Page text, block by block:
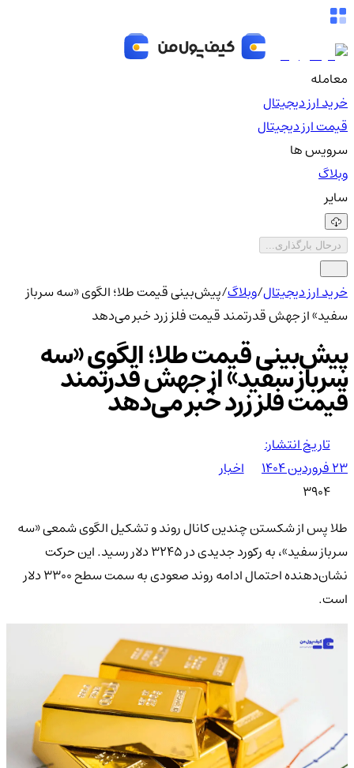
معامله
خرید ارز دیجیتال
قیمت ارز دیجیتال
سرویس ها
وبلاگ
سایر
درحال بارگذاری...
خرید ارز دیجیتال/وبلاگ/پیش‌بینی قیمت طلا؛ الگوی «سه سرباز
سفید» از جهش قدرتمند قیمت فلز زرد خبر می‌دهد
پیش‌بینی قیمت طلا؛ الگوی «سه
سرباز سفید» از جهش قدرتمند
قیمت فلز زرد خبر می‌دهد
تاریخ انتشار:
۲۳ فروردین ۱۴۰۴
اخبار
3904
طلا پس از شکستن چندین کانال روند و تشکیل الگوی شمعی «سه
سرباز سفید»، به رکورد جدیدی در ۳۲۴۵ دلار رسید. این حرکت
نشان‌دهنده احتمال ادامه روند صعودی به سمت سطح ۳۳۰۰ دلار
است.